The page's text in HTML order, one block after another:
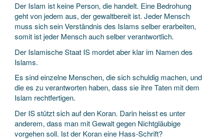
Der Islam ist keine Person, die handelt. Eine Bedrohung
geht von jedem aus, der gewaltbereit ist. Jeder Mensch
muss sich sein Verständnis des Islams selber erarbeiten,
somit ist jeder Mensch auch selber verantwortlich.
Der Islamische Staat IS mordet aber klar im Namen des
Islams.
Es sind einzelne Menschen, die sich schuldig machen, und
die es zu verantworten haben, dass sie ihre Taten mit dem
Islam rechtfertigen.
Der IS stützt sich auf den Koran. Darin heisst es unter
anderem, dass man mit Gewalt gegen Nichtgläubige
vorgehen soll. Ist der Koran eine Hass-Schrift?